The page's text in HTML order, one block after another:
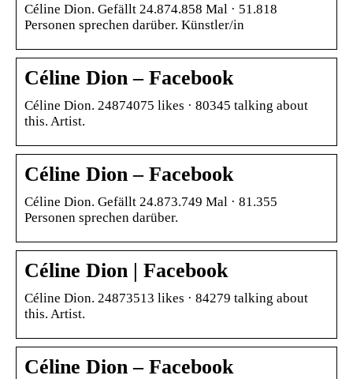
Céline Dion. Gefällt 24.874.858 Mal · 51.818
Personen sprechen darüber. Künstler/in
Céline Dion – Facebook
Céline Dion. 24874075 likes · 80345 talking about
this. Artist.
Céline Dion – Facebook
Céline Dion. Gefällt 24.873.749 Mal · 81.355
Personen sprechen darüber.
Céline Dion | Facebook
Céline Dion. 24873513 likes · 84279 talking about
this. Artist.
Céline Dion – Facebook